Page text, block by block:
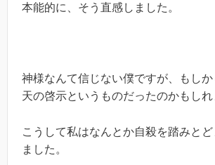
本能的に、そう直感しました。
神様なんて信じない僕ですが、もし
天の啓示というものだったのかもしれ
こうして私はなんとか自殺を踏みとど
ました。